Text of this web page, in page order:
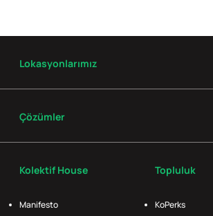
Kolektif House
Manifesto
Topluluk
KoPerks
Lokasyonlarımız
Çözümler